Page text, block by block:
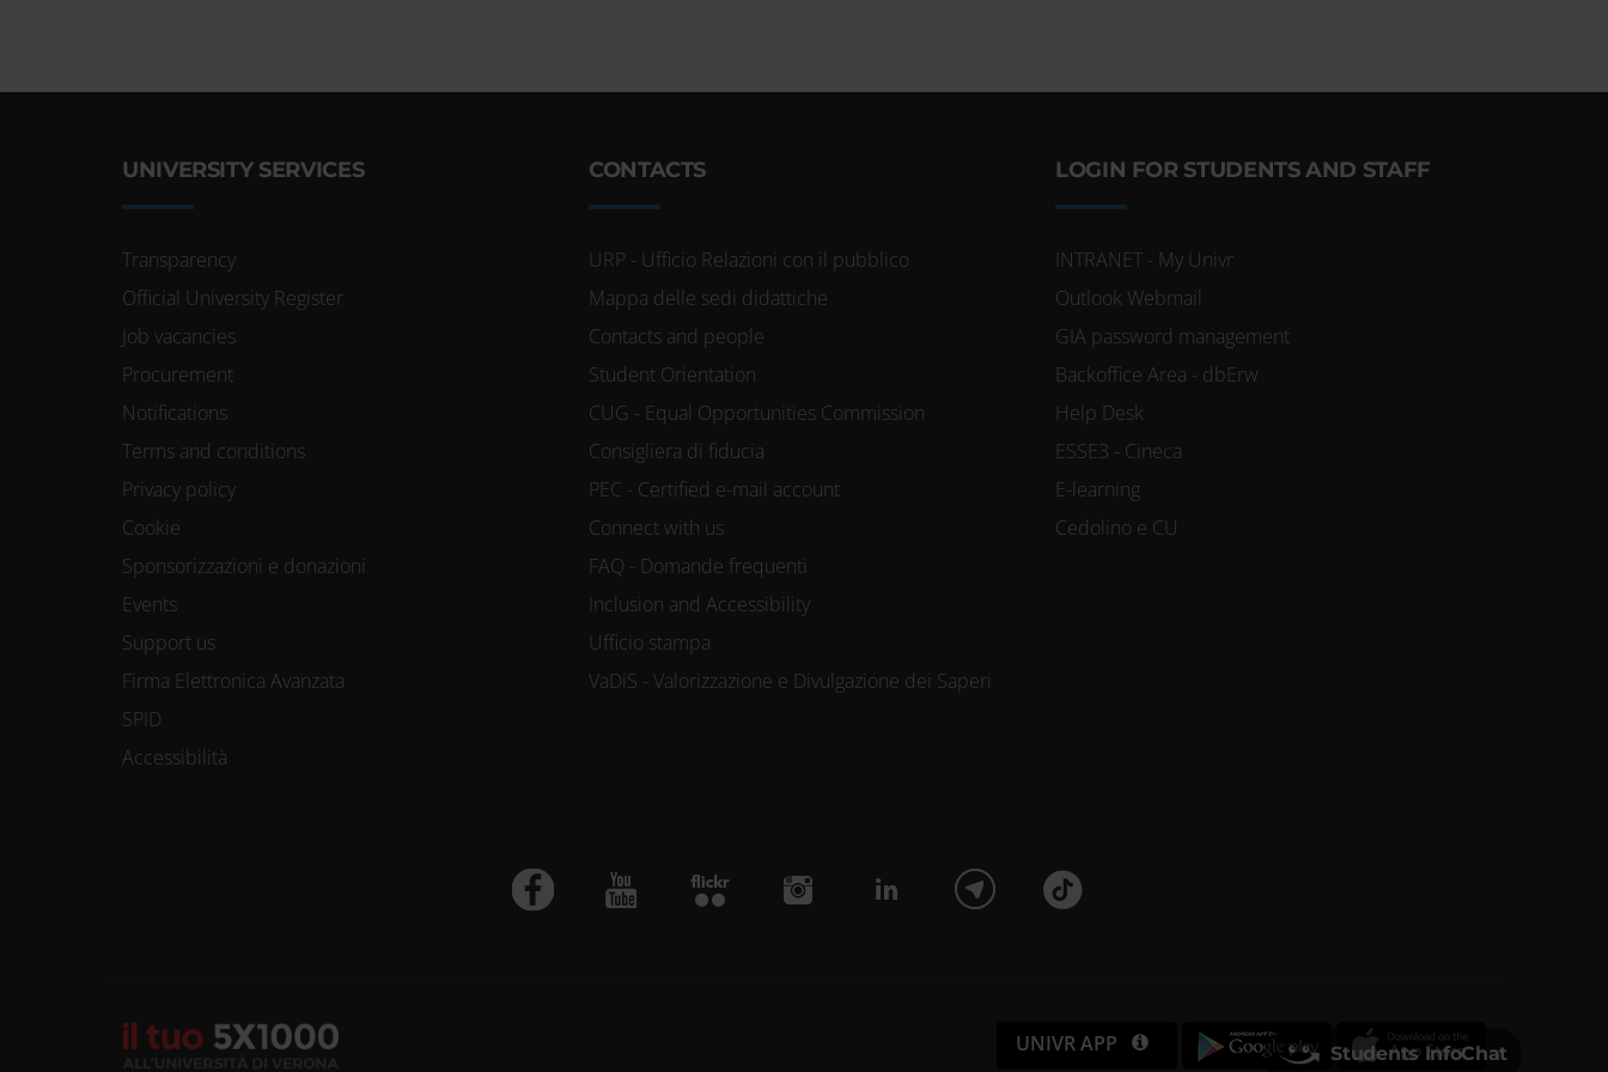
UNIVERSITY SERVICES
Transparency
Official University Register
Job vacancies
Procurement
Notifications
Terms and conditions
Privacy policy
Cookie
Sponsorizzazioni e donazioni
Events
Support us
Firma Elettronica Avanzata
SPID
Accessibilità
CONTACTS
URP - Ufficio Relazioni con il pubblico
Mappa delle sedi didattiche
Contacts and people
Student Orientation
CUG - Equal Opportunities Commission
Consigliera di fiducia
PEC - Certified e-mail account
Connect with us
FAQ - Domande frequenti
Inclusion and Accessibility
Ufficio stampa
VaDiS - Valorizzazione e Divulgazione dei Saperi
LOGIN FOR STUDENTS AND STAFF
INTRANET - My Univr
Outlook Webmail
GIA password management
Backoffice Area - dbErw
Help Desk
ESSE3 - Cineca
E-learning
Cedolino e CU
UNIVR APP Students InfoChat